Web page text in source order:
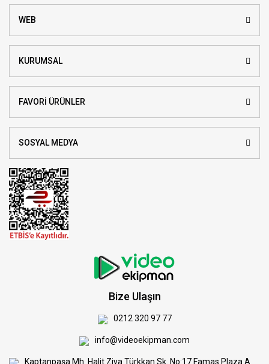
WEB
KURUMSAL
FAVORİ ÜRÜNLER
SOSYAL MEDYA
Bize Ulaşın
0212 320 97 77
info@videoekipman.com
Kaptanpaşa Mh. Halit Ziya Türkkan Sk. No:17 Famas Plaza A